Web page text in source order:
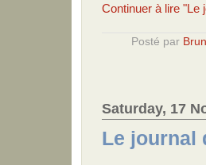
Continuer à lire "Le
Posté par
Saturday, 17
Le journal